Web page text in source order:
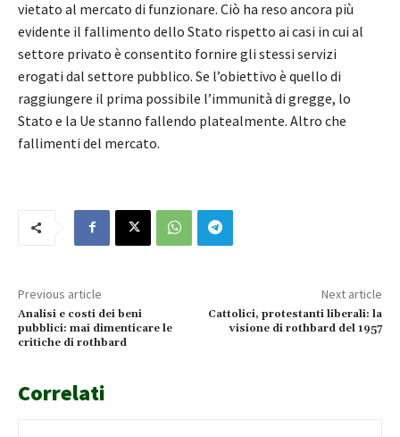
vietato al mercato di funzionare. Ciò ha reso ancora più
evidente il fallimento dello Stato rispetto ai casi in cui al
settore privato è consentito fornire gli stessi servizi
erogati dal settore pubblico. Se l’obiettivo è quello di
raggiungere il prima possibile l’immunità di gregge, lo
Stato e la Ue stanno fallendo platealmente. Altro che
fallimenti del mercato.
Previous article
Analisi e costi dei beni
pubblici: mai dimenticare le
critiche di rothbard
Next article
Cattolici, protestanti liberali: la
visione di rothbard del 1957
Correlati